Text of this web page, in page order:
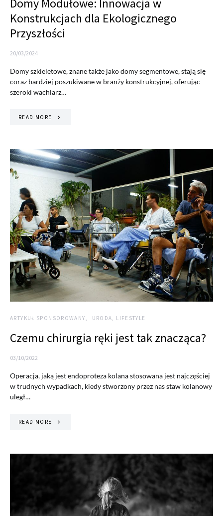
Domy Modułowe: Innowacja w
Konstrukcjach dla Ekologicznego
Przyszłości
20/03/2024
Domy szkieletowe, znane także jako domy segmentowe, stają się
coraz bardziej poszukiwane w branży konstrukcyjnej, oferując
szeroki wachlarz…
READ MORE
ARTYKUŁ SPONSOROWANY URODA, LIFESTYLE
Czemu chirurgia ręki jest tak znacząca?
03/10/2022
Operacja, jaką jest endoproteza kolana stosowana jest najczęściej
w trudnych wypadkach, kiedy stworzony przez nas staw kolanowy
uległ…
READ MORE